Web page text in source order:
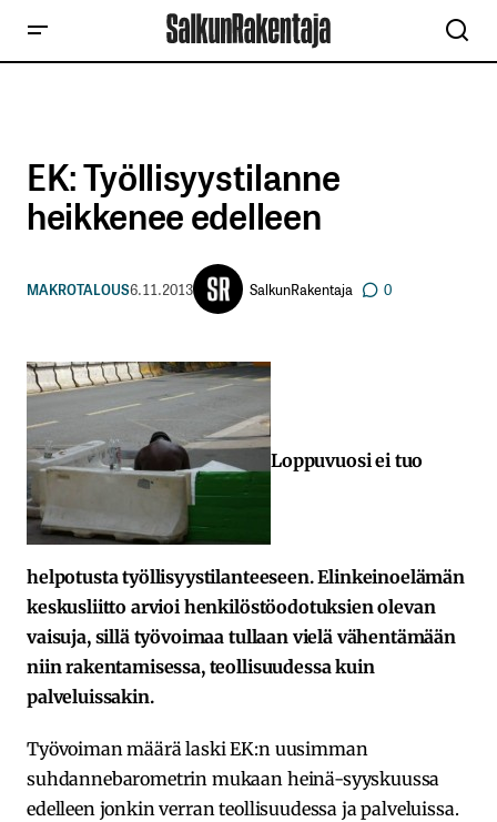
EK: Työllisyystilanne
heikkenee edelleen
MAKROTALOUS6.11.2013 SalkunRakentaja 0
Loppuvuosi ei tuo
helpotusta työllisyystilanteeseen. Elinkeinoelämän
keskusliitto arvioi henkilöstöodotuksien olevan
vaisuja, sillä työvoimaa tullaan vielä vähentämään
niin rakentamisessa, teollisuudessa kuin
palveluissakin.
Työvoiman määrä laski EK:n uusimman
suhdannebarometrin mukaan heinä-syyskuussa
edelleen jonkin verran teollisuudessa ja palveluissa.